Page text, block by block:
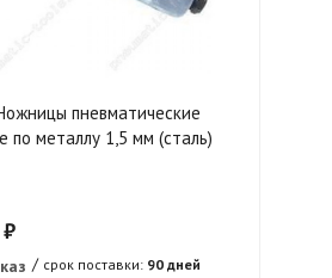
пневматические
по металлу 1,5 мм (сталь)
срок поставки: 90 дней